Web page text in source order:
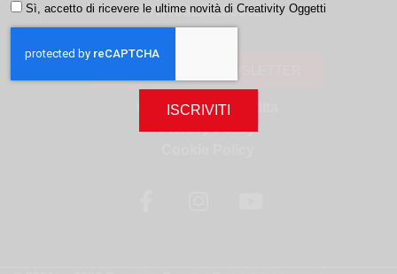
P. IVA 08256180012
Condizioni di vendita
Privacy Policy
Sì, accetto di ricevere le ultime novità di Creativity Oggetti
ISCRIVITI